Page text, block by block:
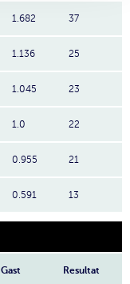
1.682 37
1.136 25
1.045 23
1.0 22
0.955 21
0.591 13
Gast Resultat